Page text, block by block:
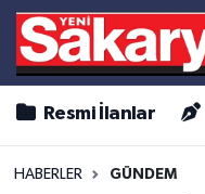
Resmi İlanlar
HABERLER GÜNDEM